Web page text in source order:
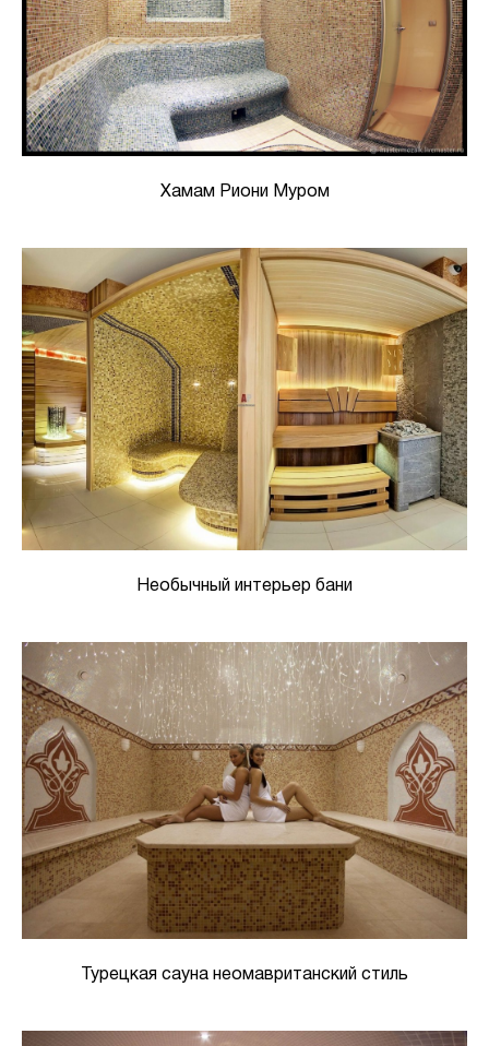
Хамам Риони Муром
Необычный интерьер бани
Турецкая сауна неомавританский стиль